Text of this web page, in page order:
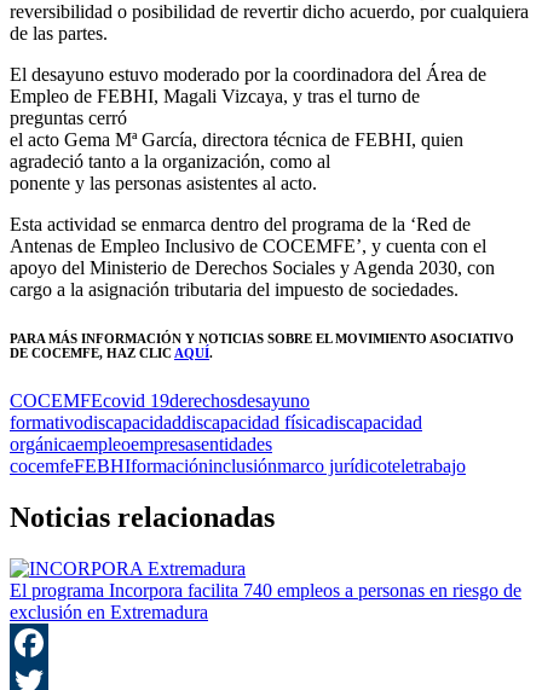
reversibilidad o posibilidad de revertir dicho acuerdo, por cualquiera
de las partes.
El desayuno estuvo moderado por la coordinadora del Área de
Empleo de FEBHI, Magali Vizcaya, y tras el turno de
preguntas cerró
el acto Gema Mª García, directora técnica de FEBHI, quien
agradeció tanto a la organización, como al
ponente y las personas asistentes al acto.
Esta actividad se enmarca dentro del programa de la ‘Red de
Antenas de Empleo Inclusivo de COCEMFE’, y cuenta con el
apoyo del Ministerio de Derechos Sociales y Agenda 2030, con
cargo a la asignación tributaria del impuesto de sociedades.
PARA MÁS INFORMACIÓN Y NOTICIAS SOBRE EL MOVIMIENTO ASOCIATIVO
DE COCEMFE, HAZ CLIC AQUÍ.
COCEMFEcovid 19derechosdesayuno
formativodiscapacidaddiscapacidad físicadiscapacidad
orgánicaempleoempresasentidades
cocemfeFEBHIformacióninclusiónmarco jurídicoteletrabajo
Noticias relacionadas
El programa Incorpora facilita 740 empleos a personas en riesgo de
exclusión en Extremadura